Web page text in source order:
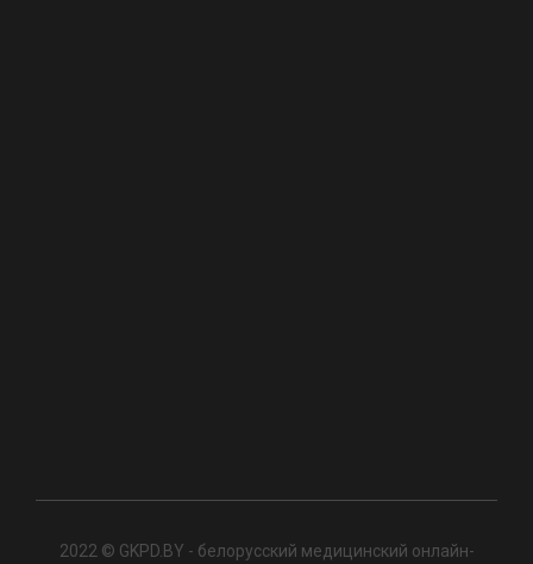
2022 © GKPD.BY - белорусский медицинский онлайн-